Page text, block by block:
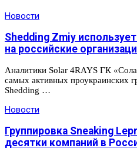
Новости
Shedding Zmiy
на российские
Аналитики Solar 4RAYS ГК
самых активных проукраинских
Shedding …
Новости
Группировка Sneaking
десятки компаний в